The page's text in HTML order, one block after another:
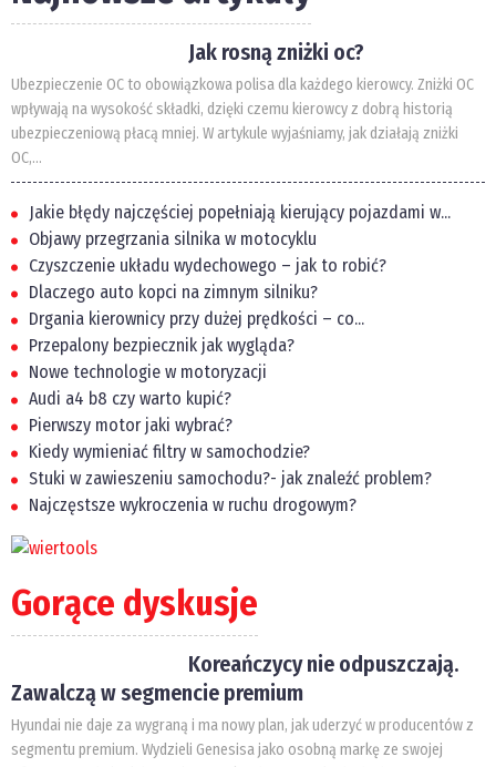
Jak rosną zniżki oc?
Ubezpieczenie OC to obowiązkowa polisa dla każdego kierowcy. Zniżki OC
wpływają na wysokość składki, dzięki czemu kierowcy z dobrą historią
ubezpieczeniową płacą mniej. W artykule wyjaśniamy, jak działają zniżki
OC,...
Jakie błędy najczęściej popełniają kierujący pojazdami w...
Objawy przegrzania silnika w motocyklu
Czyszczenie układu wydechowego – jak to robić?
Dlaczego auto kopci na zimnym silniku?
Drgania kierownicy przy dużej prędkości – co...
Przepalony bezpiecznik jak wygląda?
Nowe technologie w motoryzacji
Audi a4 b8 czy warto kupić?
Pierwszy motor jaki wybrać?
Kiedy wymieniać filtry w samochodzie?
Stuki w zawieszeniu samochodu?- jak znaleźć problem?
Najczęstsze wykroczenia w ruchu drogowym?
Gorące dyskusje
Koreańczycy nie odpuszczają.
Zawalczą w segmencie premium
Hyundai nie daje za wygraną i ma nowy plan, jak uderzyć w producentów z
segmentu premium. Wydzieli Genesisa jako osobną markę ze swojej